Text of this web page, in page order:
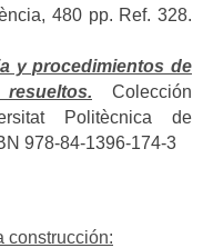
480 pp. Ref. 328.
y procedimientos de
Colección
Politècnica de
978-84-1396-174-3
construcción: